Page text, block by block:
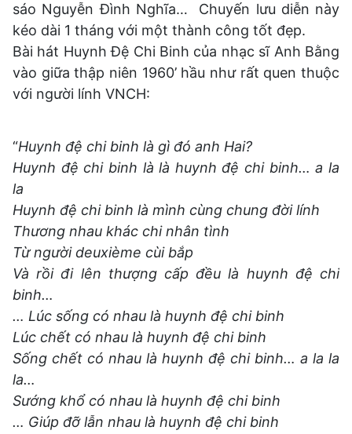
sáo Nguyễn Đình Nghĩa… Chuyến lưu diễn này
kéo dài 1 tháng với một thành công tốt đẹp.
Bài hát Huynh Đệ Chi Binh của nhạc sĩ Anh Bằng
vào giữa thập niên 1960’ hầu như rất quen thuộc
với người lính VNCH:
“Huynh đệ chi binh là gì đó anh Hai?
Huynh đệ chi binh là là huynh đệ chi binh… a la
la
Huynh đệ chi binh là mình cùng chung đời lính
Thương nhau khác chi nhân tình
Từ người deuxième cùi bắp
Và rồi đi lên thượng cấp đều là huynh đệ chi
binh…
… Lúc sống có nhau là huynh đệ chi binh
Lúc chết có nhau là huynh đệ chi binh
Sống chết có nhau là huynh đệ chi binh… a la la
la…
Sướng khổ có nhau là huynh đệ chi binh
… Giúp đỡ lẫn nhau là huynh đệ chi binh